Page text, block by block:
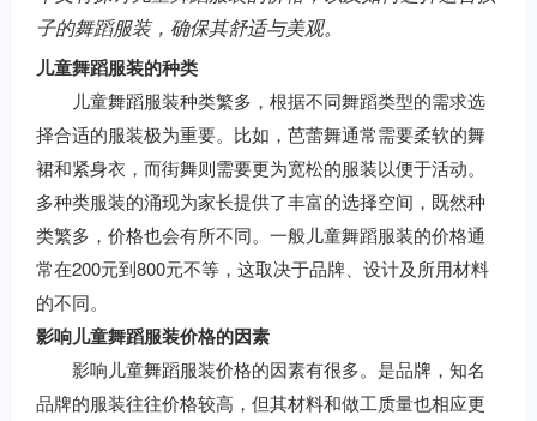
子的舞蹈服装，确保其舒适与美观。
儿童舞蹈服装的种类
儿童舞蹈服装种类繁多，根据不同舞蹈类型的需求选
择合适的服装极为重要。比如，芭蕾舞通常需要柔软的舞
裙和紧身衣，而街舞则需要更为宽松的服装以便于活动。
多种类服装的涌现为家长提供了丰富的选择空间，既然种
类繁多，价格也会有所不同。一般儿童舞蹈服装的价格通
常在200元到800元不等，这取决于品牌、设计及所用材料
的不同。
影响儿童舞蹈服装价格的因素
影响儿童舞蹈服装价格的因素有很多。是品牌，知名
品牌的服装往往价格较高，但其材料和做工质量也相应更